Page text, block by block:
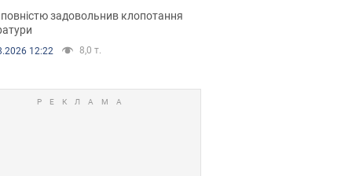
задовольнив клопотання
12:22 8,0 т.